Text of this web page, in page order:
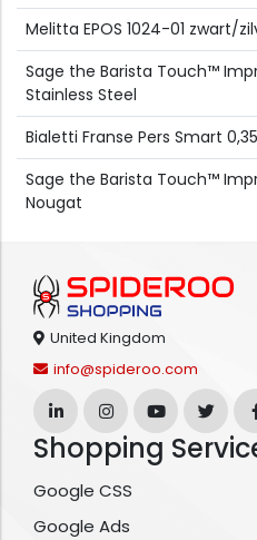
Melitta EPOS 1024-01 zwart/
Sage the Barista Touch™
Stainless Steel
Bialetti Franse Pers Smart
Sage the Barista Touch™
Nougat
United Kingdom
info@spideroo.com
Shopping
Google CSS
Google Ads